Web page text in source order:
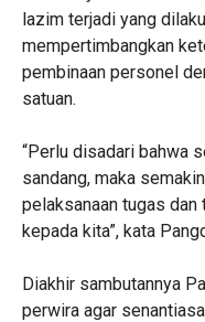
lazim terjadi yang
mempertimbangkan
pembinaan personel
satuan.
“Perlu disadari bahwa
sandang, maka
pelaksanaan tugas dan
kepada kita”, kata
Diakhir sambutannya
perwira agar